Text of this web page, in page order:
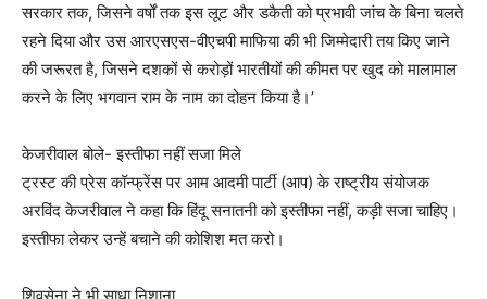
सरकार तक, जिसने वर्षों तक इस लूट और डकैती को प्रभावी जांच के बिना चलते
रहने दिया और उस आरएसएस-वीएचपी माफिया की भी जिम्मेदारी तय किए जाने
की जरूरत है, जिसने दशकों से करोड़ों भारतीयों की कीमत पर खुद को मालामाल
करने के लिए भगवान राम के नाम का दोहन किया है।’
केजरीवाल बोले- इस्तीफा नहीं सजा मिले
ट्रस्ट की प्रेस कॉन्फ्रेंस पर आम आदमी पार्टी (आप) के राष्ट्रीय संयोजक
अरविंद केजरीवाल ने कहा कि हिंदू सनातनी को इस्तीफा नहीं, कड़ी सजा चाहिए।
इस्तीफा लेकर उन्हें बचाने की कोशिश मत करो।